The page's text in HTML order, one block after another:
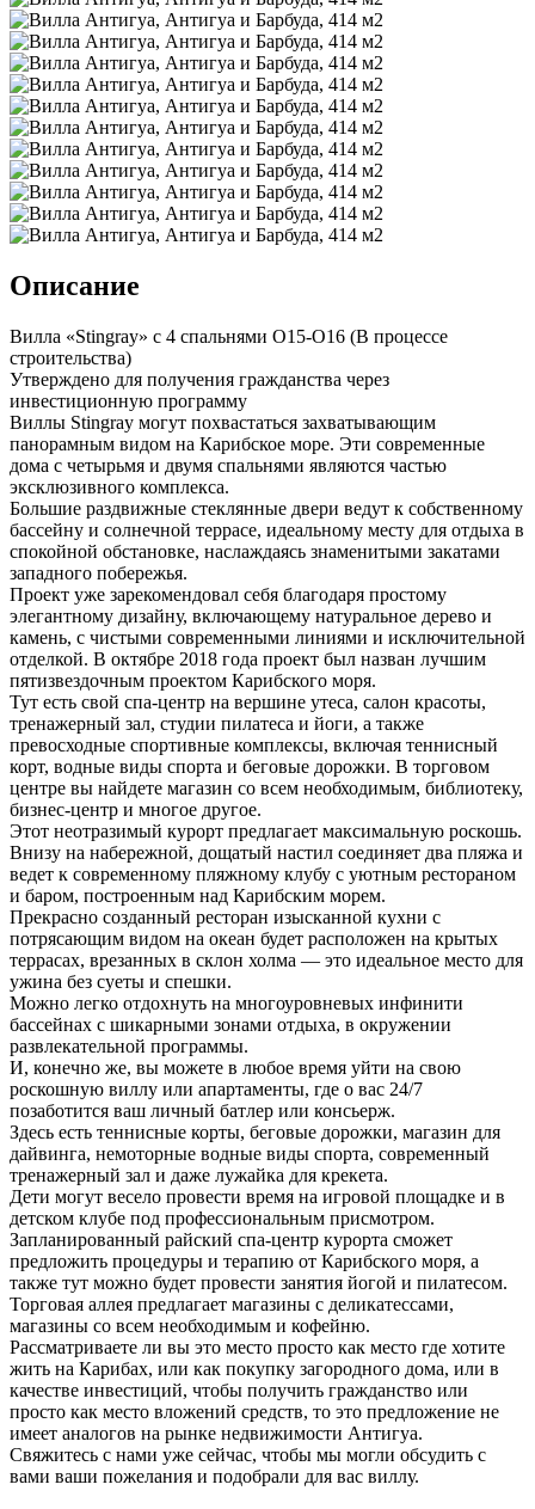
Описание
Вилла «Stingray» с 4 спальнями O15-O16 (В процессе
строительства)
Утверждено для получения гражданства через
инвестиционную программу
Виллы Stingray могут похвастаться захватывающим
панорамным видом на Карибское море. Эти современные
дома с четырьмя и двумя спальнями являются частью
эксклюзивного комплекса.
Большие раздвижные стеклянные двери ведут к собственному
бассейну и солнечной террасе, идеальному месту для отдыха в
спокойной обстановке, наслаждаясь знаменитыми закатами
западного побережья.
Проект уже зарекомендовал себя благодаря простому
элегантному дизайну, включающему натуральное дерево и
камень, с чистыми современными линиями и исключительной
отделкой. В октябре 2018 года проект был назван лучшим
пятизвездочным проектом Карибского моря.
Тут есть свой спа-центр на вершине утеса, салон красоты,
тренажерный зал, студии пилатеса и йоги, а также
превосходные спортивные комплексы, включая теннисный
корт, водные виды спорта и беговые дорожки. В торговом
центре вы найдете магазин со всем необходимым, библиотеку,
бизнес-центр и многое другое.
Этот неотразимый курорт предлагает максимальную роскошь.
Внизу на набережной, дощатый настил соединяет два пляжа и
ведет к современному пляжному клубу с уютным рестораном
и баром, построенным над Карибским морем.
Прекрасно созданный ресторан изысканной кухни с
потрясающим видом на океан будет расположен на крытых
террасах, врезанных в склон холма — это идеальное место для
ужина без суеты и спешки.
Можно легко отдохнуть на многоуровневых инфинити
бассейнах с шикарными зонами отдыха, в окружении
развлекательной программы.
И, конечно же, вы можете в любое время уйти на свою
роскошную виллу или апартаменты, где о вас 24/7
позаботится ваш личный батлер или консьерж.
Здесь есть теннисные корты, беговые дорожки, магазин для
дайвинга, немоторные водные виды спорта, современный
тренажерный зал и даже лужайка для крекета.
Дети могут весело провести время на игровой площадке и в
детском клубе под профессиональным присмотром.
Запланированный райский спа-центр курорта сможет
предложить процедуры и терапию от Карибского моря, а
также тут можно будет провести занятия йогой и пилатесом.
Торговая аллея предлагает магазины с деликатессами,
магазины со всем необходимым и кофейню.
Рассматриваете ли вы это место просто как место где хотите
жить на Карибах, или как покупку загородного дома, или в
качестве инвестиций, чтобы получить гражданство или
просто как место вложений средств, то это предложение не
имеет аналогов на рынке недвижимости Антигуа.
Свяжитесь с нами уже сейчас, чтобы мы могли обсудить с
вами ваши пожелания и подобрали для вас виллу.